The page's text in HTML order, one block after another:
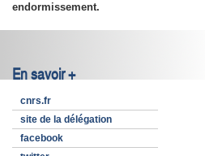
endormissement.
En savoir +
cnrs.fr
site de la délégation
facebook